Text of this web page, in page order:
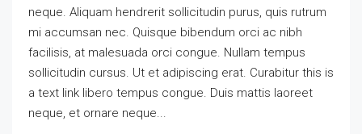
neque. Aliquam hendrerit sollicitudin purus, quis rutrum
mi accumsan nec. Quisque bibendum orci ac nibh
facilisis, at malesuada orci congue. Nullam tempus
sollicitudin cursus. Ut et adipiscing erat. Curabitur this is
a text link libero tempus congue. Duis mattis laoreet
neque, et ornare neque...